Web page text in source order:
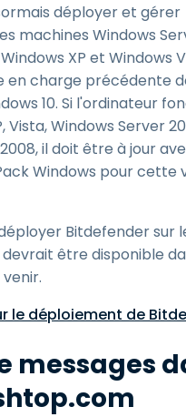
déployer et gérer
machines Windows
Windows XP et Windows
en charge précédente
10. Si l'ordinateur
Vista, Windows Server
il doit être à jour
Windows pour cette
Bitdefender sur
être disponible
le déploiement de
messages